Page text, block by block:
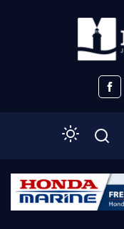
Početna